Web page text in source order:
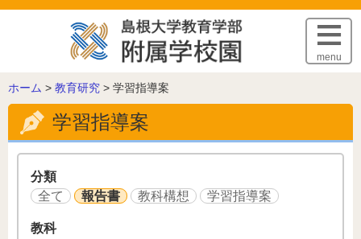
このページの本文へ
menu
こ
の
ー
ジ
ホーム > 教育研究 > 学習指導案
学習指導案
分類
全て
報告書 教科構想 学習指導案
教科